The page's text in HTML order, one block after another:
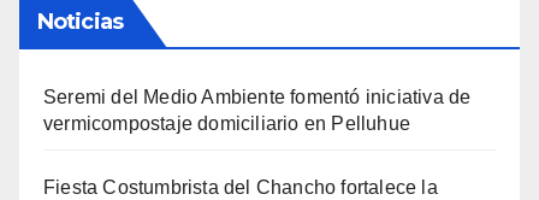
Noticias
Seremi del Medio Ambiente fomentó iniciativa de
vermicompostaje domiciliario en Pelluhue
Fiesta Costumbrista del Chancho fortalece la